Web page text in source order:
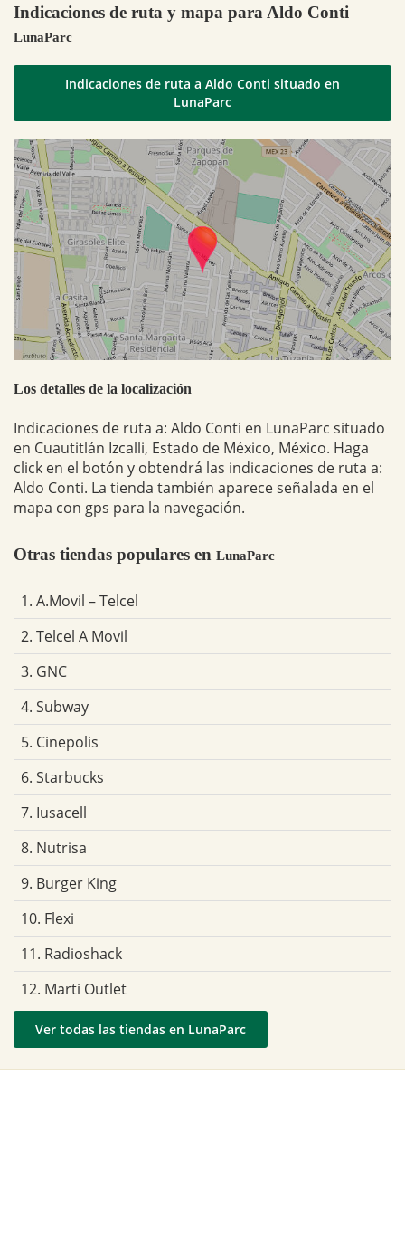
Indicaciones de ruta y mapa para Aldo Conti
LunaParc
Indicaciones de ruta a Aldo Conti situado en
LunaParc
Los detalles de la localización
Indicaciones de ruta a: Aldo Conti en LunaParc situado
en Cuautitlán Izcalli, Estado de México, México. Haga
click en el botón y obtendrá las indicaciones de ruta a:
Aldo Conti. La tienda también aparece señalada en el
mapa con gps para la navegación.
Otras tiendas populares en LunaParc
1. A.Movil – Telcel
2. Telcel A Movil
3. GNC
4. Subway
5. Cinepolis
6. Starbucks
7. Iusacell
8. Nutrisa
9. Burger King
10. Flexi
11. Radioshack
12. Marti Outlet
Ver todas las tiendas en LunaParc